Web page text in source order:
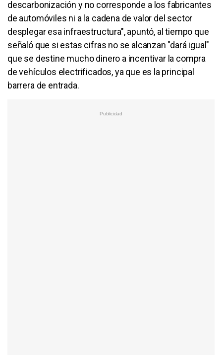
descarbonización y no corresponde a los fabricantes
de automóviles ni a la cadena de valor del sector
desplegar esa infraestructura", apuntó, al tiempo que
señaló que si estas cifras no se alcanzan "dará igual"
que se destine mucho dinero a incentivar la compra
de vehículos electrificados, ya que es la principal
barrera de entrada.